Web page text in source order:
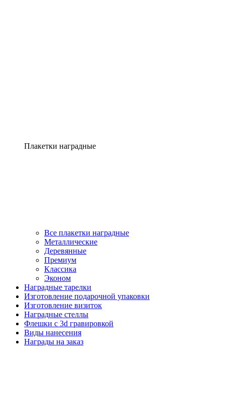
Плакетки наградные
Все плакетки наградные
Металлические
Деревянные
Премиум
Классика
Эконом
Наградные тарелки
Изготовление подарочной упаковки
Изготовление визиток
Наградные стеллы
Флешки с 3d гравировкой
Виды нанесения
Награды на заказ